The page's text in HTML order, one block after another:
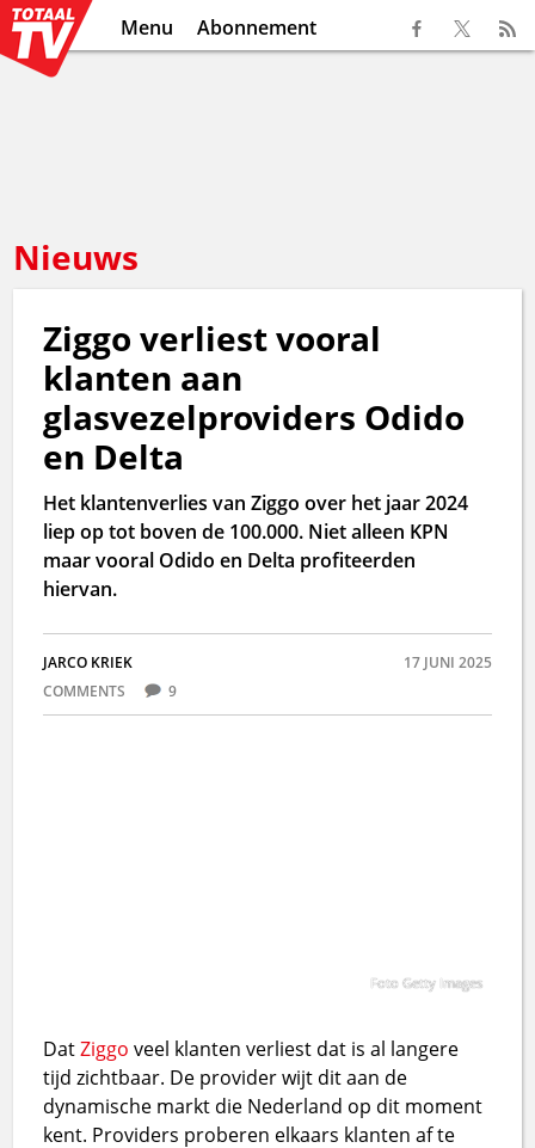
Menu Abonnement
Nieuws
Ziggo verliest vooral
klanten aan
glasvezelproviders Odido
en Delta
Het klantenverlies van Ziggo over het jaar 2024
liep op tot boven de 100.000. Niet alleen KPN
maar vooral Odido en Delta profiteerden
hiervan.
JARCO KRIEK
17 JUNI 2025
COMMENTS
9
Foto Getty Images
DatZiggo veel klanten verliest dat is al langere
tijd zichtbaar. De provider wijt dit aan de
dynamische markt die Nederland op dit moment
kent. Providers proberen elkaars klanten af te